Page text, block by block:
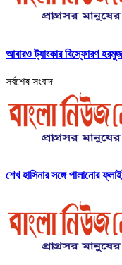
আবারও ট্যাংকার বিস্ফোরণ
সর্বশেষ সংবাদ
শেখ হাসিনার সঙ্গে পালানোর